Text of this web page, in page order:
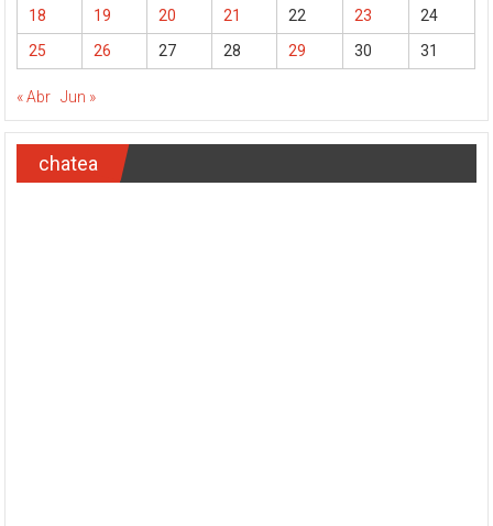
18
19 20 21 22 23
24
25
26 27 28 29 30 31
« Abr Jun »
chatea